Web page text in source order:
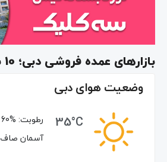
بازارهای عمده فروشی دبی؛ 10 بازار اصلی
وضعیت هوای دبی
35°C
رطوبت: 60%
آسمان صاف